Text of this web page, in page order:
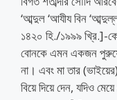
‘আব্দুল ‘আযীয বিন
১৪২০ হি./১৯৯৯ খ্রি.]-
বোনকে এমন একজন
না। এবং মা তার
বিয়ে দিয়ে দেন, যদিও